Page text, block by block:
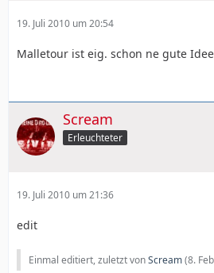
19. Juli 2010 um 20:54
Malletour ist eig. schon ne gute Idee
Scream
Erleuchteter
19. Juli 2010 um 21:36
edit
Einmal editiert, zuletzt vonScream(8.